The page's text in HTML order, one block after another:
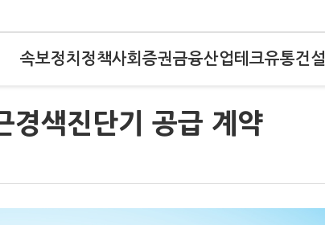
속보정치 정책사회 증권금융산업테크유통건설
경색진단기 공급 계약